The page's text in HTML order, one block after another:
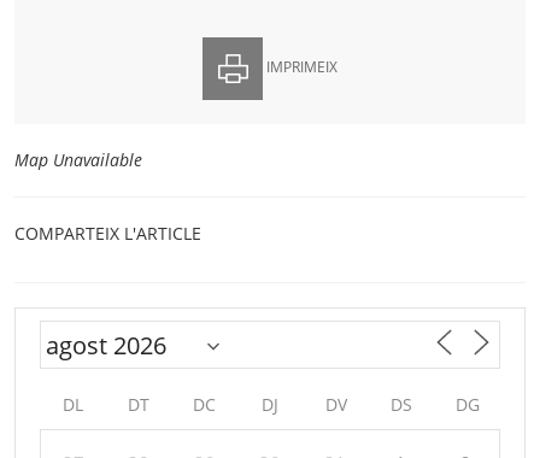
IMPRIMEIX
Map Unavailable
COMPARTEIX L'ARTICLE
DL DT DC DJ DV DS DG